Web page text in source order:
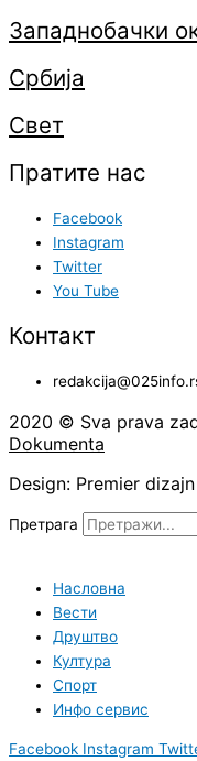
Западнобачки
Србија
Свет
Пратите нас
Facebook
Instagram
Twitter
You Tube
Контакт
2020 © Sva prava
Dokumenta
Design: Premier
Претрага
Насловна
Вести
Друштво
Култура
Спорт
Инфо сервис
Facebook Instagram